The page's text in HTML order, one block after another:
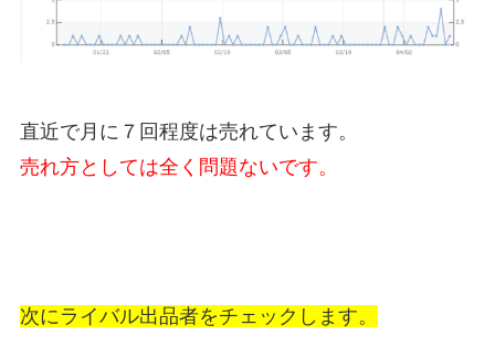
直近で月に７回程度は売れています。
売れ方としては全く問題ないです。
次にライバル出品者をチェックします。